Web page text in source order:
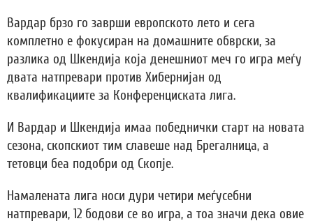
Вардар брзо го заврши европското лето и сега
комплетно е фокусиран на домашните обврски, за
разлика од Шкендија која денешниот меч го игра меѓу
двата натпревари против Хибернијан од
квалификациите за Конференциската лига.
И Вардар и Шкендија имаа победнички старт на новата
сезона, скопскиот тим славеше над Брегалница, а
тетовци беа подобри од Скопје.
Намалената лига носи дури четири меѓусебни
натпревари, 12 бодови се во игра, а тоа значи дека овие